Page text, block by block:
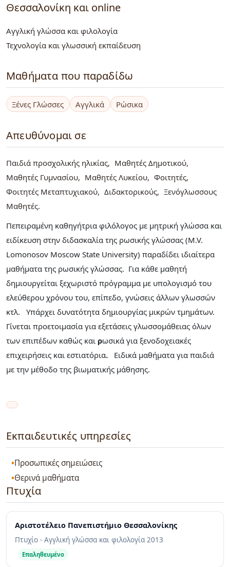
Θεσσαλονίκη και online
Αγγλική γλώσσα και φιλολογία
Τεχνολογία και γλωσσική εκπαίδευση
Μαθήματα που παραδίδω
Ξένες Γλώσσες Αγγλικά Ρώσικα
Απευθύνομαι σε
Παιδιά προσχολικής ηλικίας
Μαθητές Δημοτικού
Μαθητές Γυμνασίου
Μαθητές Λυκείου
Φοιτητές
Φοιτητές Μεταπτυχιακού
Διδακτορικούς
Ξενόγλωσσους
Μαθητές
Πεπειραμένη καθηγήτρια φιλόλογος με μητρική γλώσσα και
ειδίκευση στην διδασκαλία της ρωσικής γλώσσας (M.V.
Lomonosov Moscow State University) παραδίδει ιδιαίτερα
μαθήματα της ρωσικής γλώσσας. Για κάθε μαθητή
δημιουργείται ξεχωριστό πρόγραμμα με υπολογισμό του
ελεύθερου χρόνου του, επίπεδο, γνώσεις άλλων γλωσσών
κτλ. Υπάρχει δυνατότητα δημιουργίας μικρών τμημάτων.
Γίνεται προετοιμασία για εξετάσεις γλωσσομάθειας όλων
των επιπέδων καθώς και ρωσικά για ξενοδοχειακές
επιχειρήσεις και εστιατόρια.
Ειδικά μαθήματα για παιδιά
με την μέθοδο της βιωματικής μάθησης.
Εκπαιδευτικές υπηρεσίες
Προσωπικές σημειώσεις
Θερινά μαθήματα
Πτυχία
Αριστοτέλειο Πανεπιστήμιο Θεσσαλονίκης
Πτυχίο - Αγγλική γλώσσα και φιλολογία 2013
Επαληθευμένο